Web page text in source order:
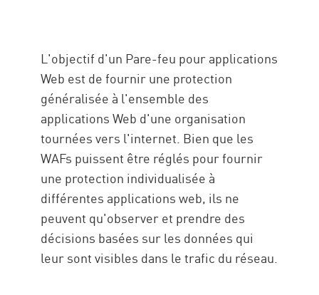
L'objectif d'un Pare-feu pour applications
Web est de fournir une protection
généralisée à l'ensemble des
applications Web d'une organisation
tournées vers l'internet. Bien que les
WAFs puissent être réglés pour fournir
une protection individualisée à
différentes applications web, ils ne
peuvent qu'observer et prendre des
décisions basées sur les données qui
leur sont visibles dans le trafic du réseau.